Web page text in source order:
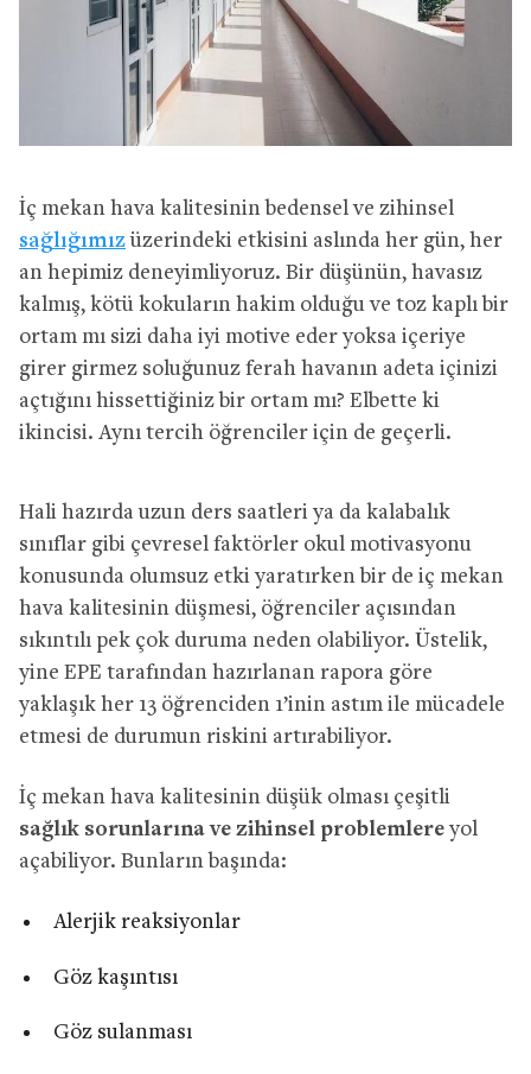
İç mekan hava kalitesinin bedensel ve zihinsel
sağlığımızüzerindeki etkisini aslında her gün, her
an hepimiz deneyimliyoruz. Bir düşünün, havasız
kalmış, kötü kokuların hakim olduğu ve toz kaplı bir
ortam mı sizi daha iyi motive eder yoksa içeriye
girer girmez soluğunuz ferah havanın adeta içinizi
açtığını hissettiğiniz bir ortam mı? Elbette ki
ikincisi. Aynı tercih öğrenciler için de geçerli.
Hali hazırda uzun ders saatleri ya da kalabalık
sınıflar gibi çevresel faktörler okul motivasyonu
konusunda olumsuz etki yaratırken bir de iç mekan
hava kalitesinin düşmesi, öğrenciler açısından
sıkıntılı pek çok duruma neden olabiliyor. Üstelik,
yine EPE tarafından hazırlanan rapora göre
yaklaşık her 13 öğrenciden 1’inin astım ile mücadele
etmesi de durumun riskini artırabiliyor.
İç mekan hava kalitesinin düşük olması çeşitli
sağlık sorunlarına ve zihinsel problemlereyol
açabiliyor. Bunların başında:
Alerjik reaksiyonlar
Göz kaşıntısı
Göz sulanması